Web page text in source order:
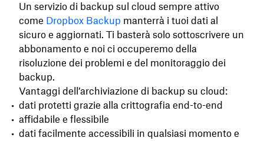
Un servizio di backup sul cloud sempre attivo
come Dropbox Backup manterrà i tuoi dati al
sicuro e aggiornati. Ti basterà solo sottoscrivere un
abbonamento e noi ci occuperemo della
risoluzione dei problemi e del monitoraggio dei
backup.
Vantaggi dell’archiviazione di backup su cloud:
dati protetti grazie alla crittografia end-to-end
affidabile e flessibile
dati facilmente accessibili in qualsiasi momento e